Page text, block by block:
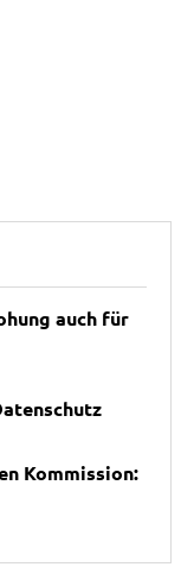
auch für
Kommission: